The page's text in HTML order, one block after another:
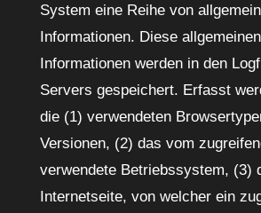
System eine Reihe von
Informationen. Diese
Informationen werden in den
Servers gespeichert. Erfasst
die (1) verwendeten
Versionen, (2) das vom
verwendete Betriebssystem, (3)
Internetseite, von welcher ein